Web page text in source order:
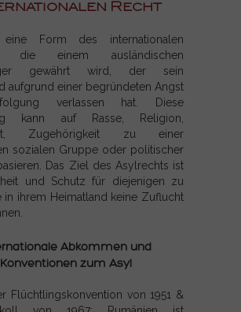
Recht
Form des internationalen
die einem ausländischen
gewährt wird, der sein
aufgrund einer begründeten Angst
verlassen hat. Diese
kann auf Rasse, Religion,
Zugehörigkeit zu einer
sozialen Gruppe oder politischer
Das Ziel des Asylrechts ist
und Schutz für diejenigen zu
in ihrem Heimatland keine Zuflucht
Abkommen und
Konventionen zum Asyl
Flüchtlingskonvention von 1951 &